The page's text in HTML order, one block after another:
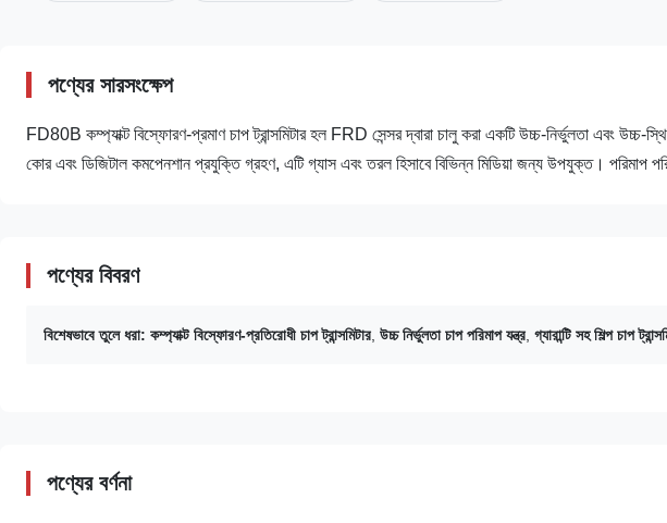
পণ্যের সারসংক্ষেপ
FD80B কম্প্যাক্ট বিস্ফোরণ-প্রমাণ চাপ ট্রান্সমিটার হল FRD সেন্সর দ্বারা চালু করা একটি উচ্চ-নির্ভুলতা এবং
কোর এবং ডিজিটাল কমপেনশান প্রযুক্তি গ্রহণ, এটি গ্যাস এবং তরল হিসাবে বিভিন্ন মিডিয়া জন্য উপযুক্ত।
পণ্যের বিবরণ
বিশেষভাবে তুলে ধরা: কম্প্যাক্ট বিস্ফোরণ-প্রতিরোধী চাপ ট্রান্সমিটার, উচ্চ নির্ভুলতা চাপ পরিমাপ যন্ত্র, গ্যারান্টি সহ শিল্প চাপ
পণ্যের বর্ণনা